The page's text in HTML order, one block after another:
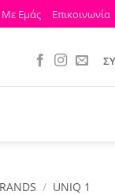
Με Εμάς Επικοινωνία
/ UNIQ 1